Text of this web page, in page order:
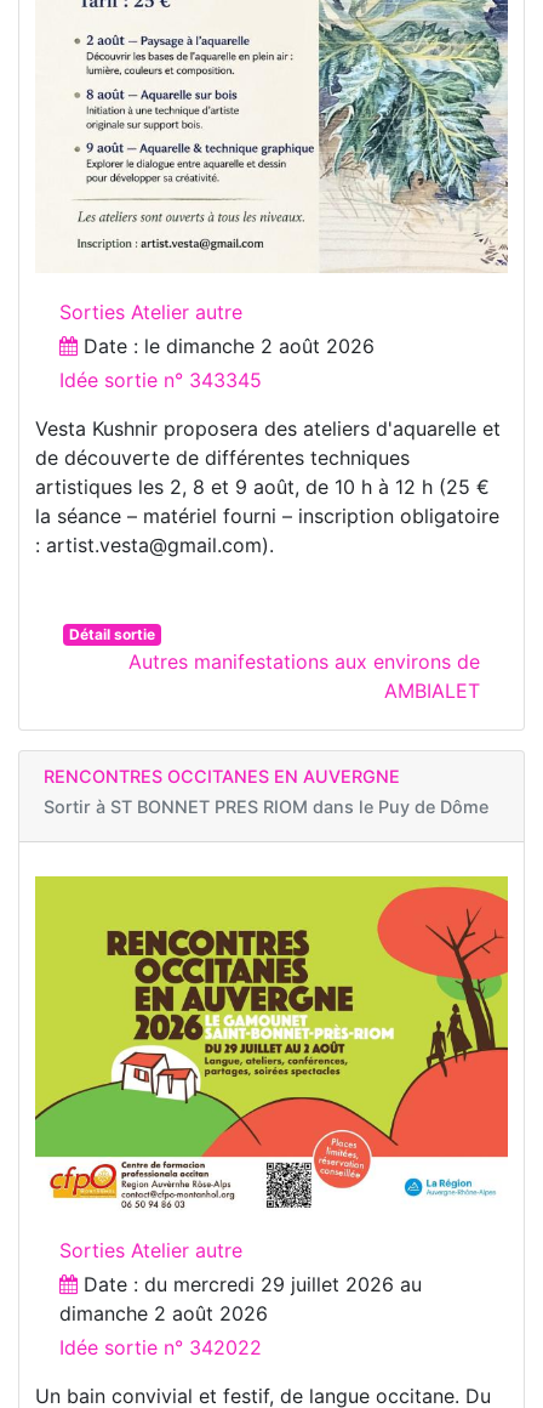
Sorties Atelier autre
Date : le dimanche 2 août 2026
Idée sortie n° 343345
Vesta Kushnir proposera des ateliers d'aquarelle et
de découverte de différentes techniques
artistiques les 2, 8 et 9 août, de 10 h à 12 h (25 €
la séance – matériel fourni – inscription obligatoire
: artist.vesta@gmail.com).
Détail sortie
Autres manifestations aux environs de
AMBIALET
RENCONTRES OCCITANES EN AUVERGNE
Sortir à ST BONNET PRES RIOM dans le Puy de Dôme
Sorties Atelier autre
Date : du mercredi 29 juillet 2026 au
dimanche 2 août 2026
Idée sortie n° 342022
Un bain convivial et festif, de langue occitane. Du